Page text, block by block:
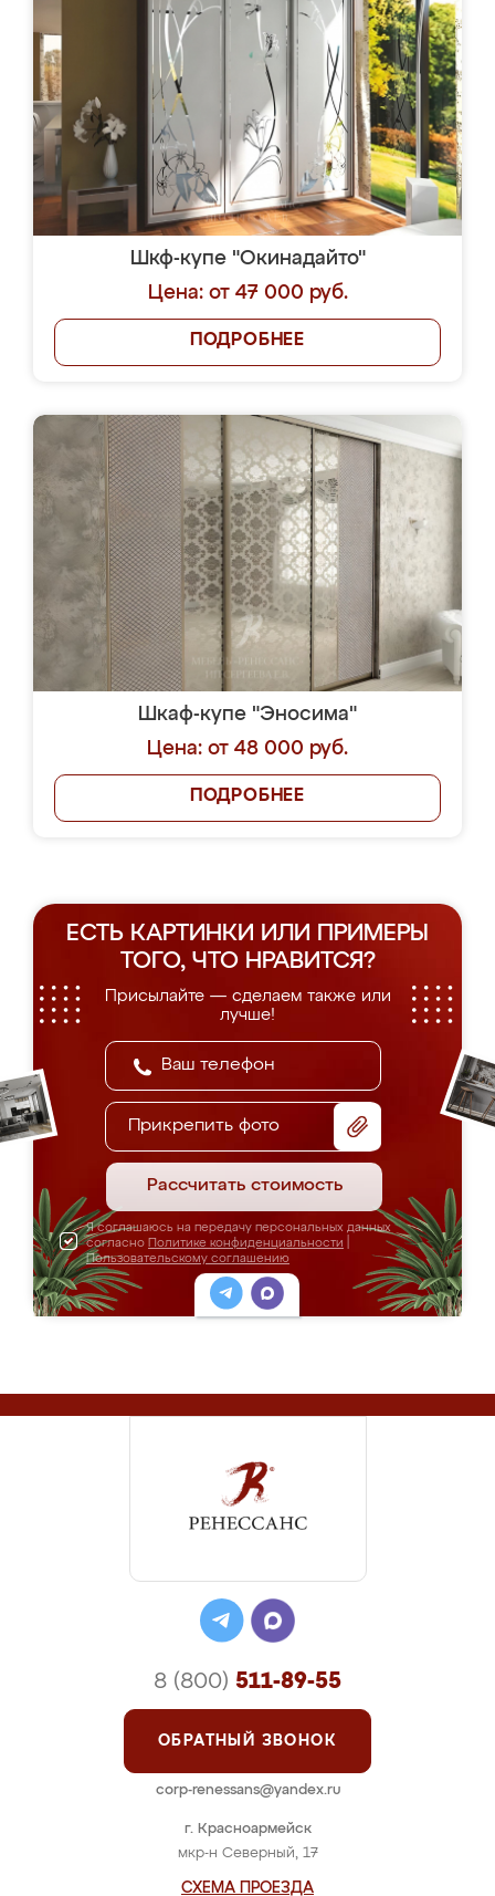
Шкф-купе "Окинадайто"
Цена: от 47 000 руб.
ПОДРОБНЕЕ
Шкаф-купе "Эносима"
Цена: от 48 000 руб.
ПОДРОБНЕЕ
ЕСТЬ КАРТИНКИ ИЛИ ПРИМЕРЫ
ТОГО, ЧТО НРАВИТСЯ?
Присылайте — сделаем также или
лучше!
Прикрепить фото
Рассчитать стоимость
Я соглашаюсь на передачу персональных данных
согласно Политике конфиденциальности
Пользовательскому соглашению
г. Красноармейск
мкр-н Северный, 17
СХЕМА ПРОЕЗДА
8 (800) 511-89-55
ОБРАТНЫЙ ЗВОНОК
corp-renessans@yandex.ru